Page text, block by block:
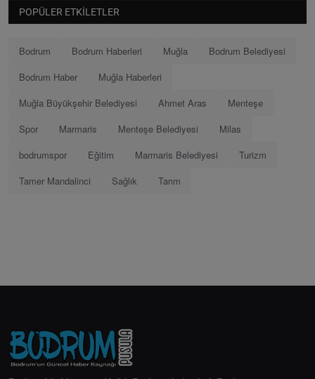
POPÜLER ETKILETLER
Bodrum Bodrum Haberleri Muğla
Bodrum Belediyesi
Bodrum Haber
Muğla Haberleri
Muğla Büyükşehir Belediyesi
Ahmet Aras
Menteşe
Spor
Marmaris Menteşe Belediyesi
Milas
bodrumspor
Eğitim Marmaris Belediyesi
Turizm
Tamer Mandalinci
Sağlık Tarım